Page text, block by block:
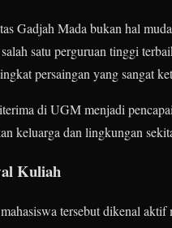
Gadjah Mada bukan hal
satu perguruan tinggi
persaingan yang sangat
di UGM menjadi
keluarga dan lingkungan
Kuliah
tersebut dikenal aktif